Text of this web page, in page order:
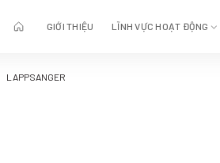
GIỚI THIỆU LĨNH VỰC HOẠT ĐỘNG
LAPPSANGER